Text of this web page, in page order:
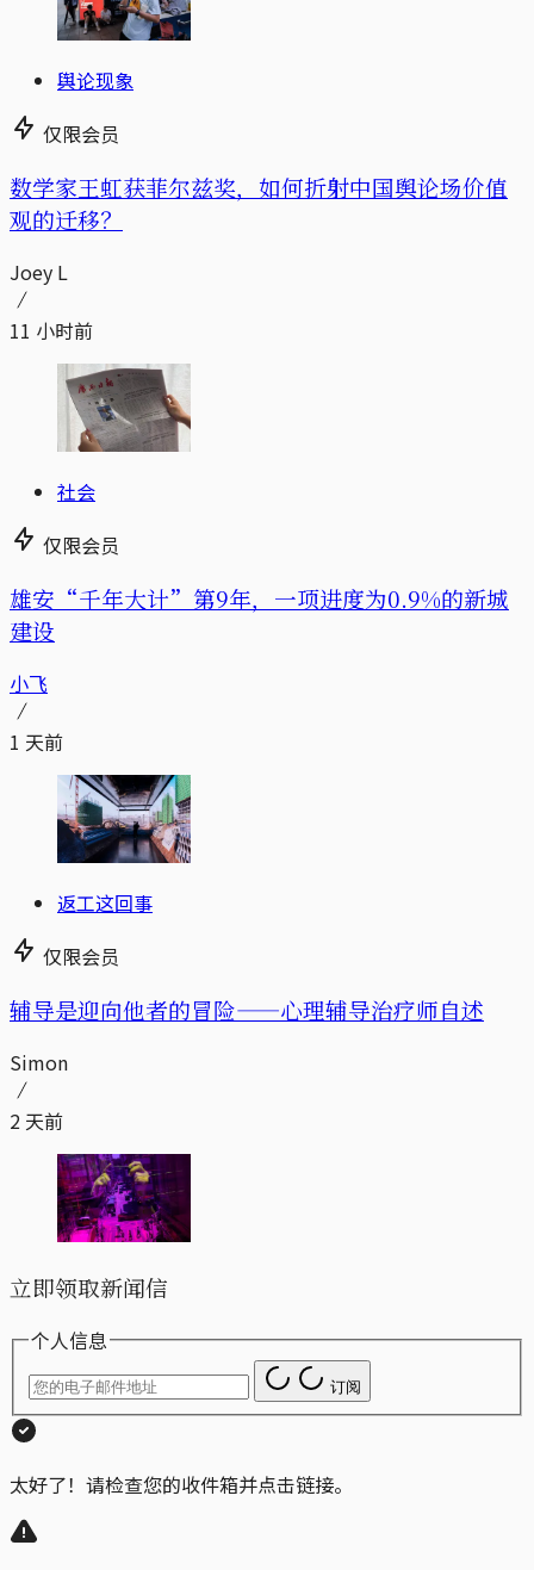
舆论现象
仅限会员
数学家王虹获菲尔兹奖，如何折射中国舆论场价值
观的迁移？
Joey L
11 小时前
社会
仅限会员
雄安“千年大计”第9年，一项进度为0.9%的新城
建设
小飞
1 天前
返工这回事
仅限会员
辅导是迎向他者的冒险——心理辅导治疗师自述
Simon
2 天前
立即领取新闻信
个人信息
订阅
太好了！请检查您的收件箱并点击链接。